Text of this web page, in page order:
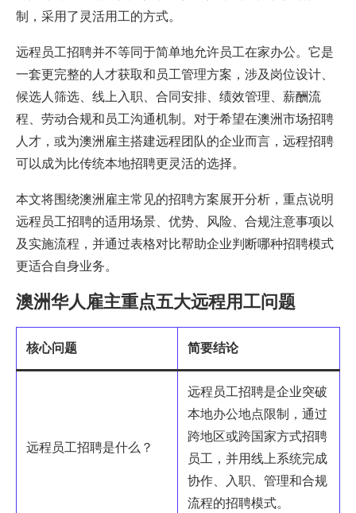
制，采用了灵活用工的方式。
远程员工招聘并不等同于简单地允许员工在家办公。它是
一套更完整的人才获取和员工管理方案，涉及岗位设计、
候选人筛选、线上入职、合同安排、绩效管理、薪酬流
程、劳动合规和员工沟通机制。对于希望在澳洲市场招聘
人才，或为澳洲雇主搭建远程团队的企业而言，远程招聘
可以成为比传统本地招聘更灵活的选择。
本文将围绕澳洲雇主常见的招聘方案展开分析，重点说明
远程员工招聘的适用场景、优势、风险、合规注意事项以
及实施流程，并通过表格对比帮助企业判断哪种招聘模式
更适合自身业务。
澳洲华人雇主重点五大远程用工问题
核心问题 简要结论
远程员工招聘是什么？
远程员工招聘是企业突破
本地办公地点限制，通过
跨地区或跨国家方式招聘
员工，并用线上系统完成
协作、入职、管理和合规
流程的招聘模式。